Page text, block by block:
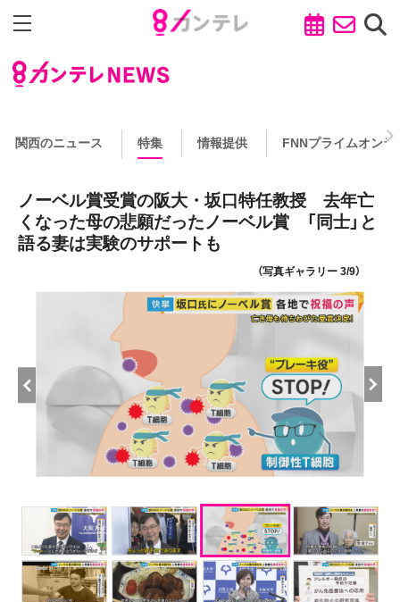
関西のニュース 特集 情報提供 FNNプライムオンラ
ノーベル賞受賞の阪大・坂口特任教授 去年亡
くなった母の悲願だったノーベル賞 「同士」と
語る妻は実験のサポートも
（写真ギャラリー 3/9）